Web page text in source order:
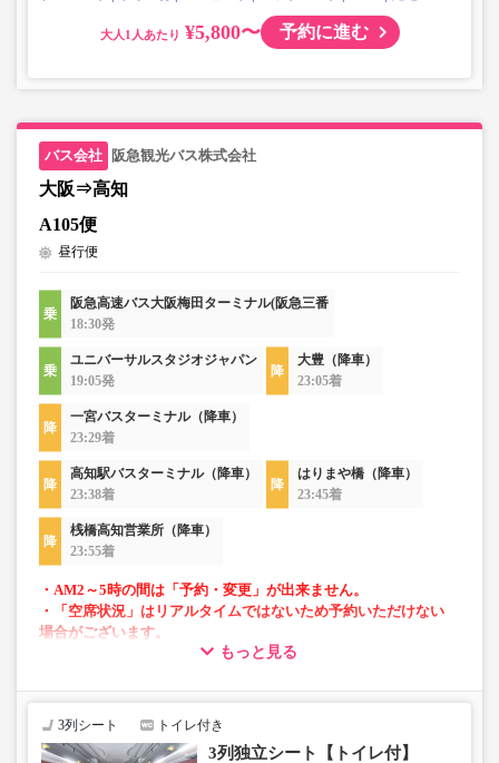
大人 ¥5,800〜 予約に進む
阪急観光バス株式会社
大阪⇒高知
A105便
昼行便
阪急高速バス大阪梅田ターミナル(阪急三番
18:30発
ユニバーサルスタジオジャパン
19:05発
大豊（降車）
23:05着
一宮バスターミナル（降車）
23:29着
高知駅バスターミナル（降車）
23:38着
はりまや橋（降車）
23:45着
桟橋高知営業所（降車）
23:55着
・AM2～5時の間は「予約・変更」が出来ません。
・「空席状況」はリアルタイムではないため予約いただけない
場合がございます。
いません。
もっと見る
3列シート トイレ付き
3列独立シート【トイレ付】